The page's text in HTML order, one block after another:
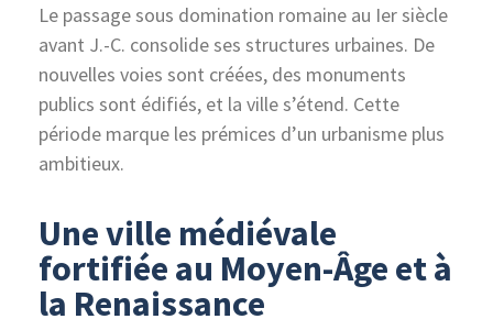
Le passage sous domination romaine au Ier siècle
avant J.-C. consolide ses structures urbaines. De
nouvelles voies sont créées, des monuments
publics sont édifiés, et la ville s’étend. Cette
période marque les prémices d’un urbanisme plus
ambitieux.
Une ville médiévale
fortifiée au Moyen-Âge et à
la Renaissance